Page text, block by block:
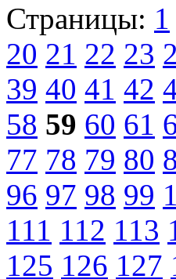
Страницы: 1
20 21 22 23
39 40 41 42
58 59 60 61
77 78 79 80
96 97 98 99
111 112 113
125 126 127